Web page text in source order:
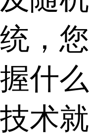
，您
什么
术就